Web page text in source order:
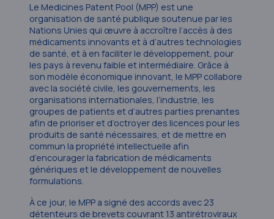
Le Medicines Patent Pool (MPP) est une
organisation de santé publique soutenue par les
Nations Unies qui œuvre à accroître l’accès à des
médicaments innovants et à d’autres technologies
de santé, et à en faciliter le développement, pour
les pays à revenu faible et intermédiaire. Grâce à
son modèle économique innovant, le MPP collabore
avec la société civile, les gouvernements, les
organisations internationales, l’industrie, les
groupes de patients et d’autres parties prenantes
afin de prioriser et d’octroyer des licences pour les
produits de santé nécessaires, et de mettre en
commun la propriété intellectuelle afin
d’encourager la fabrication de médicaments
génériques et le développement de nouvelles
formulations.
À ce jour, le MPP a signé des accords avec 23
détenteurs de brevets couvrant 13 antirétroviraux